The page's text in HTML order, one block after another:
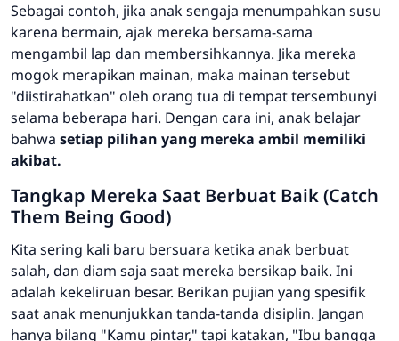
Sebagai contoh, jika anak sengaja menumpahkan susu
karena bermain, ajak mereka bersama-sama
mengambil lap dan membersihkannya. Jika mereka
mogok merapikan mainan, maka mainan tersebut
"diistirahatkan" oleh orang tua di tempat tersembunyi
selama beberapa hari. Dengan cara ini, anak belajar
bahwa setiap pilihan yang mereka ambil memiliki
akibat.
Tangkap Mereka Saat Berbuat Baik (Catch
Them Being Good)
Kita sering kali baru bersuara ketika anak berbuat
salah, dan diam saja saat mereka bersikap baik. Ini
adalah kekeliruan besar. Berikan pujian yang spesifik
saat anak menunjukkan tanda-tanda disiplin. Jangan
hanya bilang "Kamu pintar," tapi katakan, "Ibu bangga